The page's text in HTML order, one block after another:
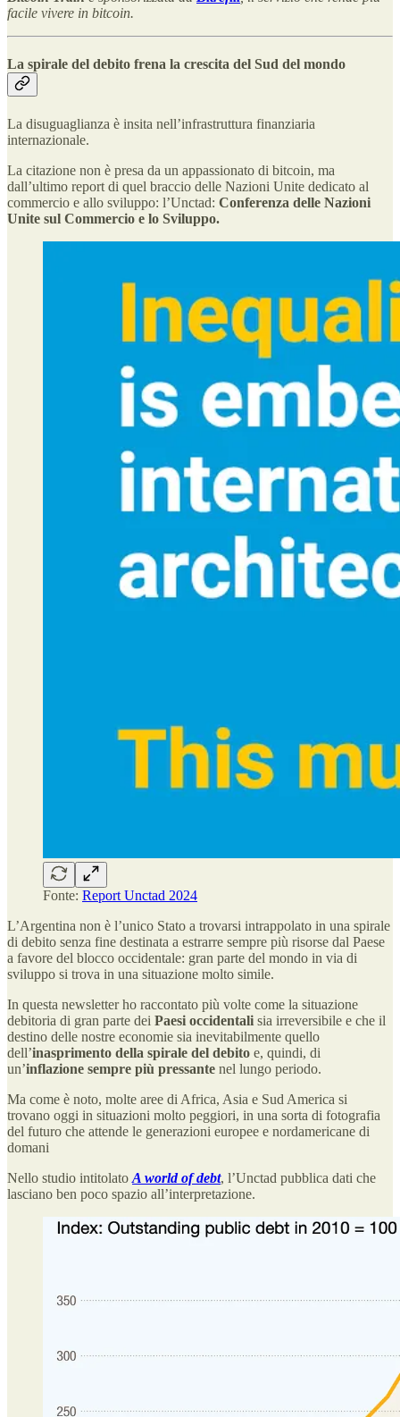
facile vivere in bitcoin.
La spirale del debito frena la crescita del Sud del mondo
La disuguaglianza è insita nell’infrastruttura finanziaria
internazionale.
La citazione non è presa da un appassionato di bitcoin, ma
dall’ultimo report di quel braccio delle Nazioni Unite dedicato al
commercio e allo sviluppo: l’Unctad: Conferenza delle Nazioni
Unite sul Commercio e lo Sviluppo.
Fonte: Report Unctad 2024
L’Argentina non è l’unico Stato a trovarsi intrappolato in una spirale
di debito senza fine destinata a estrarre sempre più risorse dal Paese
a favore del blocco occidentale: gran parte del mondo in via di
sviluppo si trova in una situazione molto simile.
In questa newsletter ho raccontato più volte come la situazione
debitoria di gran parte dei Paesi occidentali sia irreversibile e che il
destino delle nostre economie sia inevitabilmente quello
dell’inasprimento della spirale del debito e, quindi, di
un’inflazione sempre più pressante nel lungo periodo.
Ma come è noto, molte aree di Africa, Asia e Sud America si
trovano oggi in situazioni molto peggiori, in una sorta di fotografia
del futuro che attende le generazioni europee e nordamericane di
domani
Nello studio intitolato A world of debt, l’Unctad pubblica dati che
lasciano ben poco spazio all’interpretazione.